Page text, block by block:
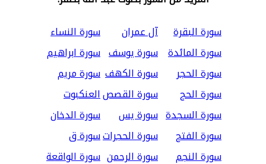
سورة البقرة
آل عمران
سورة النساء
سورة المائدة سورة يوسف سورة ابراهيم
سورة الحجر
سورة الكهف سورة مريم
سورة الحج
سورة القصصالعنكبوت
سورة السجدة سورة يس
سورة الدخان
سورة الفتح
سورة الحجراتسورة ق
سورة النجم
سورة الرحمن سورة الواقعة